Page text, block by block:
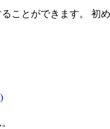
とができます。 初